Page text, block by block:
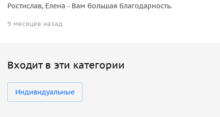
Ростислав, Елена - Вам большая благодарность.
9 месяцев назад
Входит в эти категории
Индивидуальные